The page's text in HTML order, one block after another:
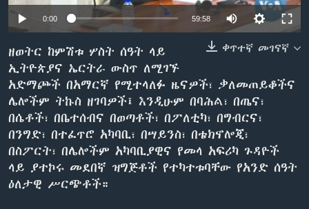
ቋንቋዎች
0:00 59:58
ቀጥተኛ መገናኛ
ዘወትር ከምሽቱ ሦስት ሰዓት ላይ
ኢትዮጵያና ኤርትራ ውስጥ ለሚገኙ
አድማጮች በአማርኛ የሚተላለፉ ዜናዎች፣ ቃለመጠይቆችና
ሌሎችም ትኩስ ዘገባዎች፤ እንዲሁም በባሕል፣ በጤና፣
በሴቶች፣ በቤተሰብና በወጣቶች፣ በፖለቲካ፣ በግብርና፣
በንግድ፣ በተፈጥሮ አካባቢ፣ በሣይንስ፣ በቴክኖሎጂ፣
በስፖርት፣ በሌሎችም አካባቢያዊና የመላ አፍሪካ ጉዳዮች
ላይ ያተኮሩ መደበኛ ዝግጅቶች የተካተቱባቸው የአንድ ሰዓት
ዕለታዊ ሥርጭቶች።